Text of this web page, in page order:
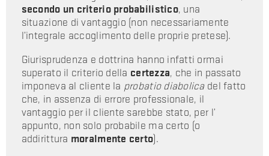
secondo un criterio probabilistico, una
situazione di vantaggio (non necessariamente
l’integrale accoglimento delle proprie pretese).
Giurisprudenza e dottrina hanno infatti ormai
superato il criterio della certezza, che in passato
imponeva al cliente la probatio diabolicadel fatto
che, in assenza di errore professionale, il
vantaggio per il cliente sarebbe stato, per l’
appunto, non solo probabile ma certo (o
addirittura moralmente certo).